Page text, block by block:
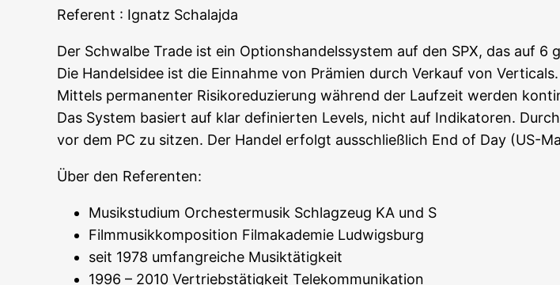
Refe­rent : Ignatz Schalajda
Der Schwal­be Trade ist ein Opti­ons­han­dels­sys­tem auf den SPX, das auf 6
Die Han­dels­idee ist die Ein­nah­me von Prä­mi­en durch Ver­kauf von Verticals.
Mit­tels per­ma­nen­ter Risi­ko­re­du­zie­rung wäh­rend der Lauf­zeit wer­den
Das Sys­tem basiert auf klar defi­nier­ten Levels, nicht auf Indi­ka­to­ren.
vor dem PC zu sit­zen. Der Han­del erfolgt aus­schließ­lich End of Day (US-
Über den Referenten:
Musik­stu­di­um Orches­ter­mu­sik Schlag­zeug KA und S
Film­mu­sik­kom­po­si­ti­on Film­aka­de­mie Ludwigsburg
seit 1978 umfang­rei­che Musiktätigkeit
1996 – 2010 Ver­triebs­tä­tig­keit Telekommunikation